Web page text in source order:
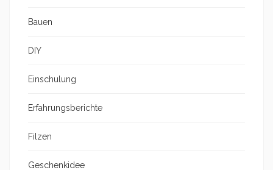
Bauen
DIY
Einschulung
Erfahrungsberichte
Filzen
Geschenkidee